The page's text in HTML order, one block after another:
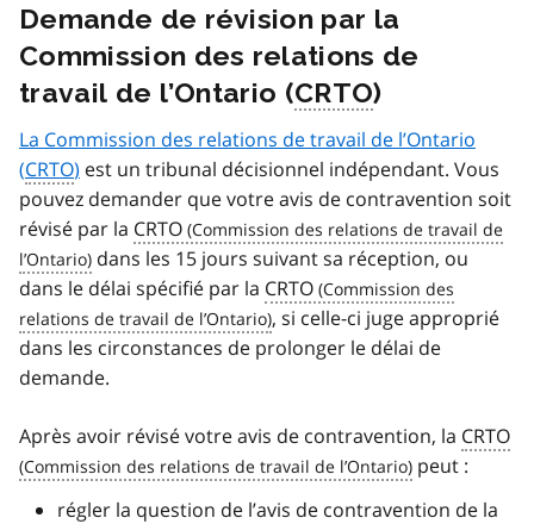
Demande de révision par la
Commission des relations de
travail de l’Ontario (CRTO)
La Commission des relations de travail de l’Ontario
(CRTO) est un tribunal décisionnel indépendant. Vous
pouvez demander que votre avis de contravention soit
révisé par la CRTO
dans les 15 jours suivant sa réception, ou
dans le délai spécifié par la CRTO
, si celle-ci juge approprié
dans les circonstances de prolonger le délai de
demande.
Après avoir révisé votre avis de contravention, la CRTO
peut :
régler la question de l’avis de contravention de la